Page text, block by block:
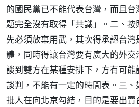
的國民黨已不能代表台灣，而且
題完全沒有取得「共識」。二、
先必須放棄用武，其次得承認台
體，同時得讓台灣要有廣大的外
談到雙方在某種安排下，方有可
談判，不能有一定的時間表。三
批人在向北京勾結，目的是要出